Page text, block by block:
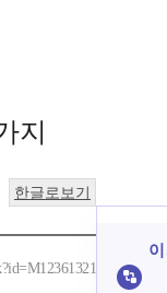
지
한글로보기
이